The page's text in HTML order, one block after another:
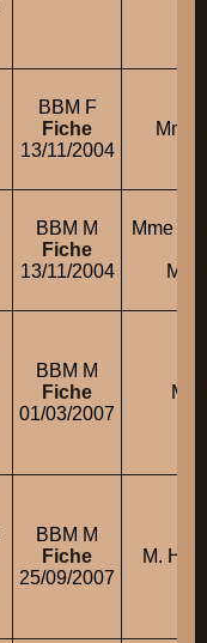
BBM F
Fiche
13/11/2004
Mme
BBM M
Fiche
13/11/2004
Mme
M.
BBM M
Fiche
01/03/2007
M.
BBM M
Fiche
25/09/2007
M.